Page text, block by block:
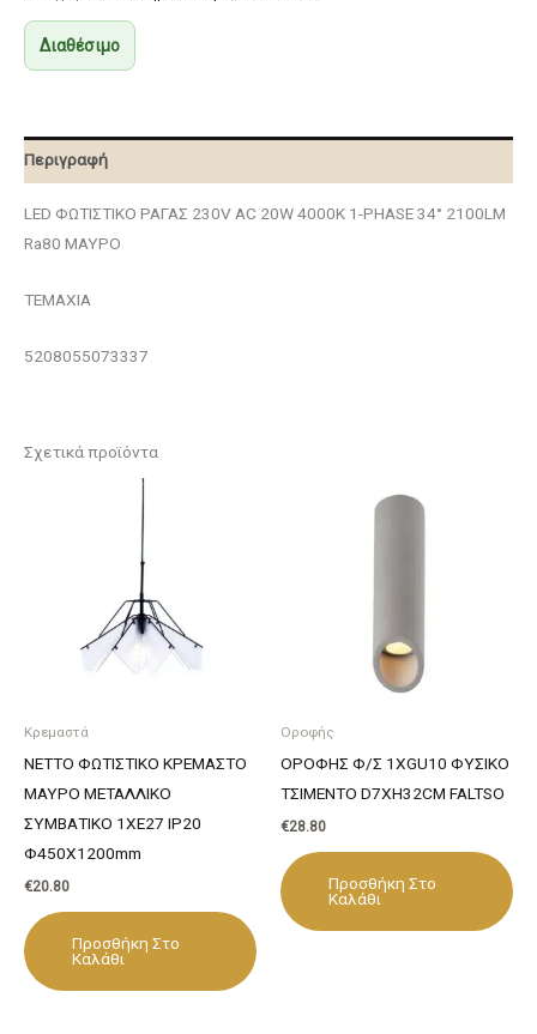
Διαθέσιμο
Περιγραφή
LED ΦΩΤΙΣΤΙΚΟ ΡΑΓΑΣ 230V AC 20W 4000K 1-PHASE 34° 2100LM
Ra80 ΜΑΥΡΟ
ΤΕΜΑΧΙΑ
5208055073337
Σχετικά προϊόντα
Κρεμαστά
NETTO ΦΩΤΙΣΤΙΚΟ ΚΡΕΜΑΣΤΟ
ΜΑΥΡΟ ΜΕΤΑΛΛΙΚΟ
ΣΥΜΒΑΤΙΚΟ 1ΧΕ27 IP20
Φ450Χ1200mm
€20.80
Προσθήκη Στο
Καλάθι
Οροφής
ΟΡΟΦΗΣ Φ/Σ 1ΧGU10 ΦΥΣΙΚΟ
ΤΣΙΜΕΝΤΟ D7XH32CM FALTSO
€28.80
Προσθήκη Στο
Καλάθι